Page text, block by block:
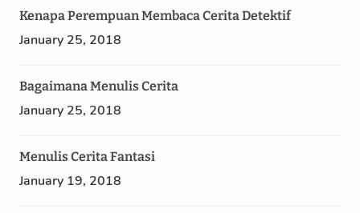
Kenapa Perempuan Membaca Cerita Detektif
January 25, 2018
Bagaimana Menulis Cerita
January 25, 2018
Menulis Cerita Fantasi
January 19, 2018